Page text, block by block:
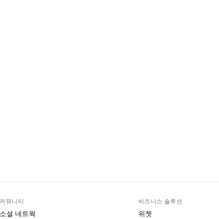
커뮤니티
소셜 네트웍
비즈니스 솔루션
위젯